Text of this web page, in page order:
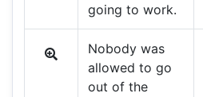
going to work.
Nobody was
allowed to go
out of the